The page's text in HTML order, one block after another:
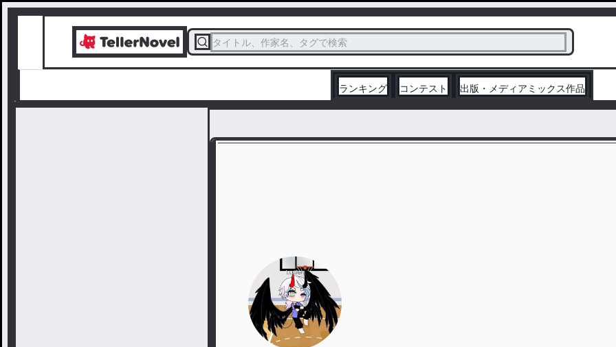
タイトル、作家名、タグで検索
ランキング コンテスト 出版・メディアミックス作品